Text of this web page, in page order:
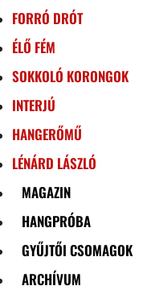
FORRÓ DRÓT
ÉLŐ FÉM
SOKKOLÓ KORONGOK
INTERJÚ
HANGERŐMŰ
LÉNÁRD LÁSZLÓ
MAGAZIN
HANGPRÓBA
GYŰJTŐI CSOMAGOK
ARCHÍVUM